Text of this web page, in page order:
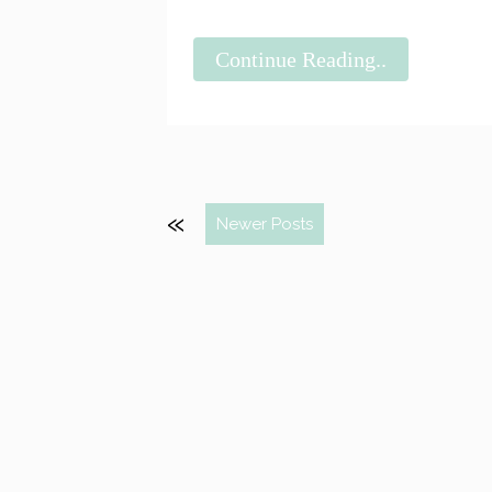
Continue Reading..
Newer Posts